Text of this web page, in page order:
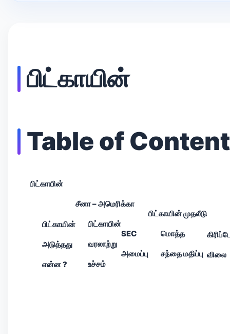
பிட்காயின்
Table of
பிட்காயின்
பிட்காயின்
அடுத்தது
என்ன ?
சீனா – அமெரிக்கா
பிட்காயின்
வரலாற்று
உச்சம்
SEC
அமைப்பு
பிட்காயின் முதலீடு
மொத்த
சந்தை மதிப்பு விலை